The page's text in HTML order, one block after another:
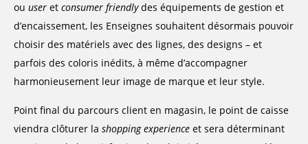
ou user et consumer friendlydes équipements de gestion et
d’encaissement, les Enseignes souhaitent désormais pouvoir
choisir des matériels avec des lignes, des designs – et
parfois des coloris inédits, à même d’accompagner
harmonieusement leur image de marque et leur style.
Point final du parcours client en magasin, le point de caisse
viendra clôturer la shopping experience et sera déterminant